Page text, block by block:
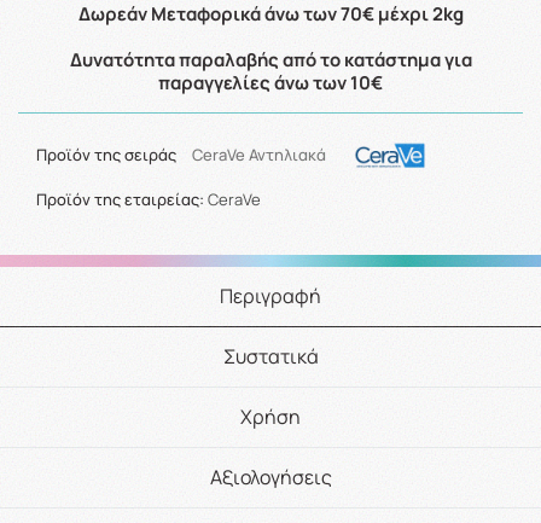
Δωρεάν Μεταφορικά άνω των 70€ μέχρι 2kg
Δυνατότητα παραλαβής από το κατάστημα για
παραγγελίες άνω των 10€
Προϊόν της σειράς CeraVe Αντηλιακά
Προϊόν της εταιρείας: CeraVe
Περιγραφή
Συστατικά
Χρήση
Αξιολογήσεις